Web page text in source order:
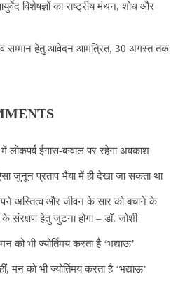
विशेषज्ञों का राष्ट्रीय मंथन, शोध और
सम्मान हेतु आवेदन आमंत्रित, 30 अगस्त तक
लोकपर्व ईगास-बग्वाल पर रहेगा अवकाश
जुनून प्रताप भैया में ही देखा जा सकता था
अस्तित्व और जीवन के सार को बचाने के
संरक्षण हेतु जुटना होगा – डॉ. जोशी
को भी ज्योर्तिमय करता है ‘भद्याऊ’
मन को भी ज्योर्तिमय करता है ‘भद्याऊ’